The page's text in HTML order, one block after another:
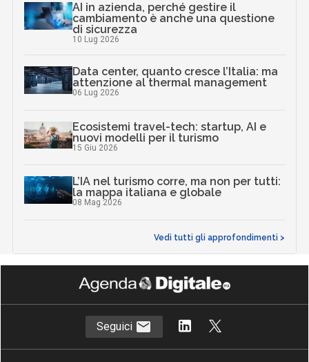
AI in azienda, perché gestire il
cambiamento è anche una questione
di sicurezza
10 Lug 2026
Data center, quanto cresce l’Italia: ma
attenzione al thermal management
06 Lug 2026
Ecosistemi travel-tech: startup, AI e
nuovi modelli per il turismo
15 Giu 2026
L’IA nel turismo corre, ma non per tutti:
la mappa italiana e globale
08 Mag 2026
Vedi tutti gli approfondimenti >
Seguici